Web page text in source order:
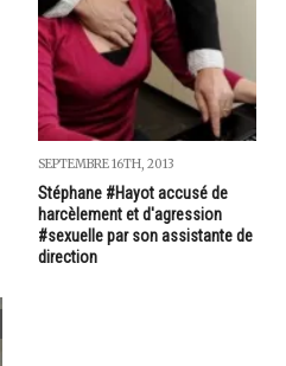
SEPTEMBRE 16TH, 2013
Stéphane #Hayot accusé de
harcèlement et d'agression
#sexuelle par son assistante de
direction